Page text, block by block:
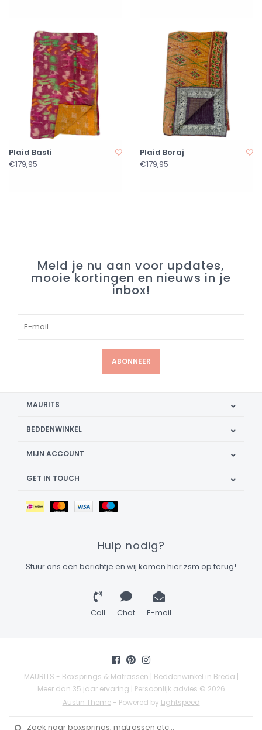
Plaid Basti
€179,95
Plaid Boraj
€179,95
Meld je nu aan voor updates,
mooie kortingen en nieuws in je
inbox!
ABONNEER
MAURITS
BEDDENWINKEL
MIJN ACCOUNT
GET IN TOUCH
Hulp nodig?
Stuur ons een berichtje en wij komen hier zsm op terug!
Call Chat E-mail
MAURITS - Boxsprings & Matrassen | Beddenwinkel in Breda |
Meer dan 35 jaar ervaring | Persoonlijk advies © 2026
Austin Theme- Powered by Lightspeed